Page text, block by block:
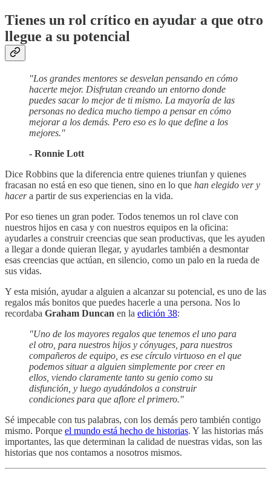
Tienes un rol crítico en ayudar a que otro
llegue a su potencial
"Los grandes mentores se desvelan pensando en cómo
hacerte mejor. Disfrutan creando un entorno donde
puedes sacar lo mejor de ti mismo. La mayoría de las
personas no dedica mucho tiempo a pensar en cómo
mejorar a los demás. Pero eso es lo que define a los
mejores."
- Ronnie Lott
Dice Robbins que la diferencia entre quienes triunfan y quienes
fracasan no está en eso que tienen, sino en lo que han elegido ver y
hacera partir de sus experiencias en la vida.
Por eso tienes un gran poder. Todos tenemos un rol clave con
nuestros hijos en casa y con nuestros equipos en la oficina:
ayudarles a construir creencias que sean productivas, que les ayuden
a llegar a donde quieran llegar, y ayudarles también a desmontar
esas creencias que actúan, en silencio, como un palo en la rueda de
sus vidas.
Y esta misión, ayudar a alguien a alcanzar su potencial, es uno de las
regalos más bonitos que puedes hacerle a una persona. Nos lo
recordaba Graham Duncan en la edición 38:
"Uno de los mayores regalos que tenemos el uno para
el otro, para nuestros hijos y cónyuges, para nuestros
compañeros de equipo, es ese círculo virtuoso en el que
podemos situar a alguien simplemente por creer en
ellos, viendo claramente tanto su genio como su
disfunción, y luego ayudándolos a construir
condiciones para que aflore el primero."
Sé impecable con tus palabras, con los demás pero también contigo
mismo. Porque el mundo está hecho de historias. Y las historias más
importantes, las que determinan la calidad de nuestras vidas, son las
historias que nos contamos a nosotros mismos.